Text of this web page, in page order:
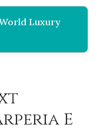
Luxury
E